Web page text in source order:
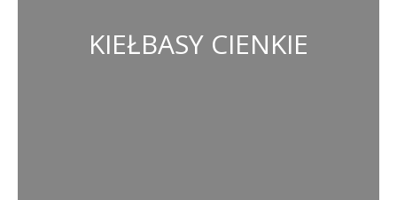
KIEŁBASY CIENKIE